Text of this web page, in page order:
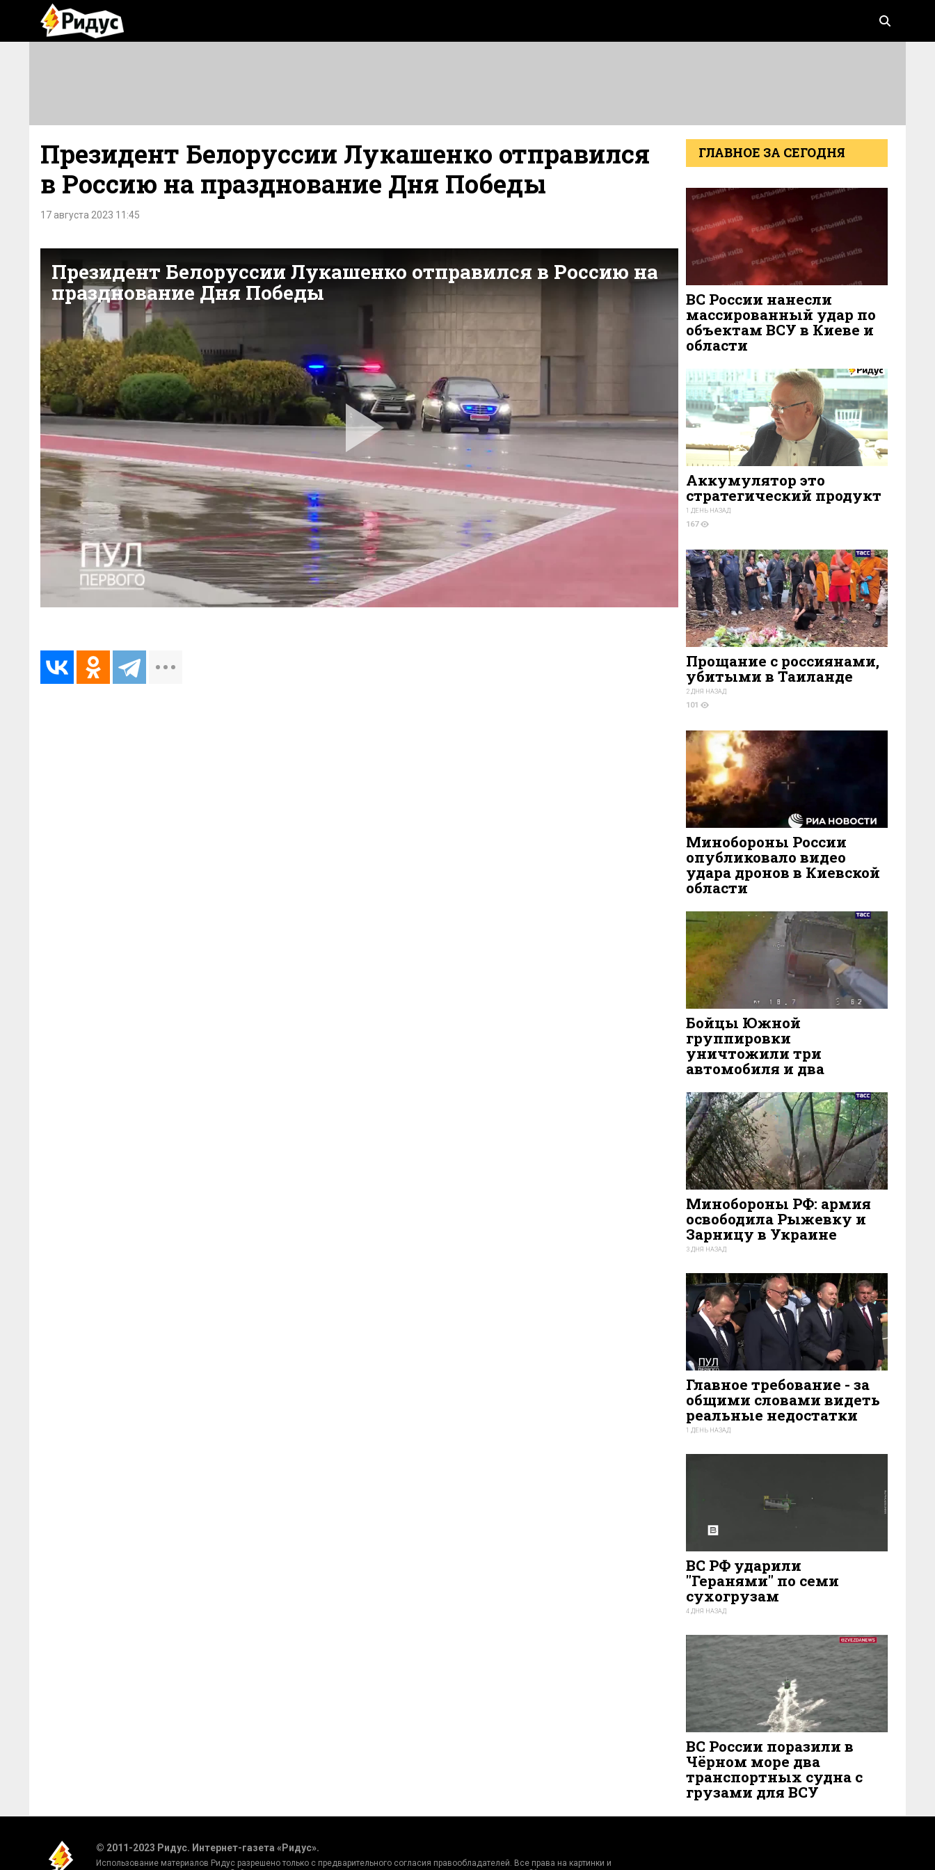
Президент Белоруссии Лукашенко отправился
в Россию на празднование Дня Победы
17 августа 2023 11:45
ГЛАВНОЕ ЗА СЕГОДНЯ
ВС России нанесли
массированный удар по
объектам ВСУ в Киеве и
области
238
Аккумулятор это
стратегический продукт
1 ДЕНЬ НАЗАД
167
Прощание с россиянами,
убитыми в Таиланде
2 ДНЯ НАЗАД
101
Минобороны России
опубликовало видео
удара дронов в Киевской
области
Бойцы Южной
группировки
уничтожили три
автомобиля и два
робототехнических
комплекса ВСУ
5 ДНЕЙ НАЗАД
67
Минобороны РФ: армия
освободила Рыжевку и
Зарницу в Украине
3 ДНЯ НАЗАД
Главное требование - за
общими словами видеть
реальные недостатки
1 ДЕНЬ НАЗАД
ВС РФ ударили
"Геранями" по семи
сухогрузам
4 ДНЯ НАЗАД
ВС России поразили в
Чёрном море два
транспортных судна с
грузами для ВСУ
© 2011-2023 Ридус. Интернет-газета «Ридус».
Использование материалов Ридус разрешено только с предварительного согласия правообладателей. Все права на картинки и